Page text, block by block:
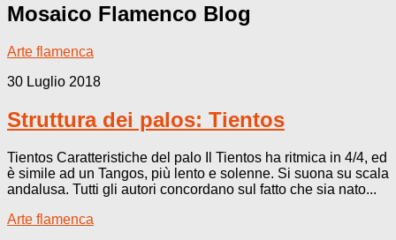
Mosaico Flamenco Blog
Arte flamenca
30 Luglio 2018
Struttura dei palos: Tientos
Tientos Caratteristiche del palo Il Tientos ha ritmica in 4/4, ed
è simile ad un Tangos, più lento e solenne. Si suona su scala
andalusa. Tutti gli autori concordano sul fatto che sia nato...
Arte flamenca